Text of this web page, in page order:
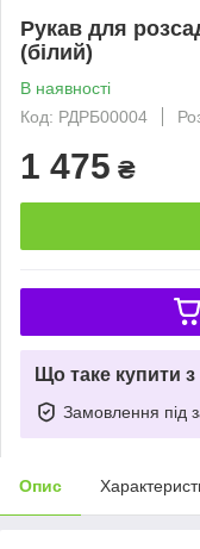
Рукав для
(білий)
В наявності
Код: РДРБ00004
1 475 ₴
Що таке купити
Замовлення під
Опис